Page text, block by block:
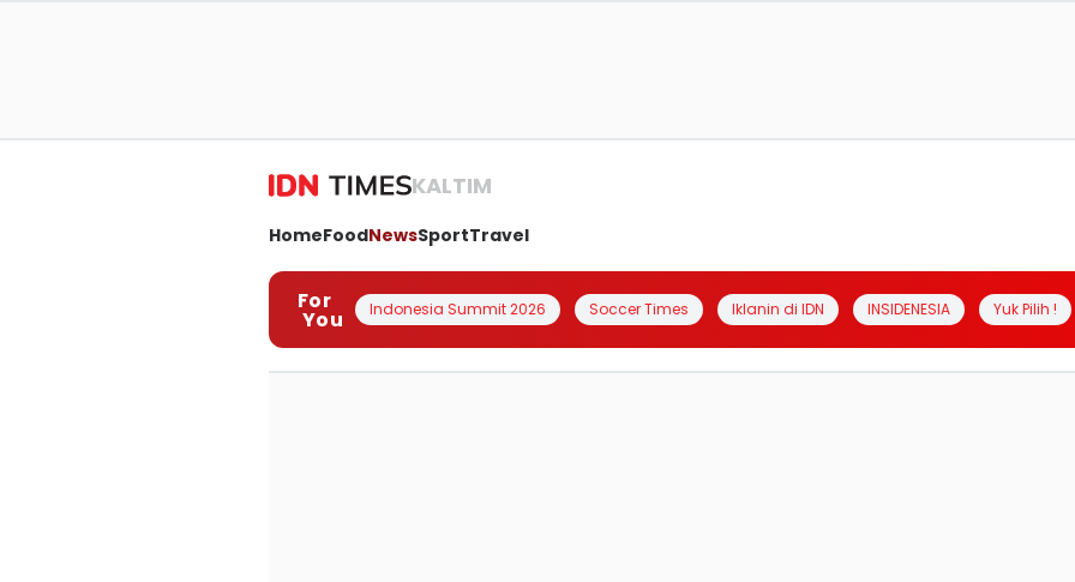
KALTIM
HomeFoodNewsSportTravel
For
You Indonesia Summit 2026 Soccer Times Iklanin di IDN INSIDENESIA Yuk Pilih !